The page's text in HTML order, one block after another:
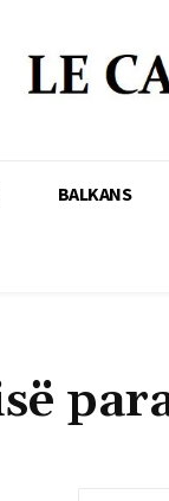
BALKANS